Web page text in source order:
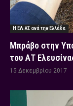
Η ΕΛ.ΑΣ ανά την Ελλάδα
Μπράβο στην
του ΑΤ
15 Δεκεμβρίου 2017